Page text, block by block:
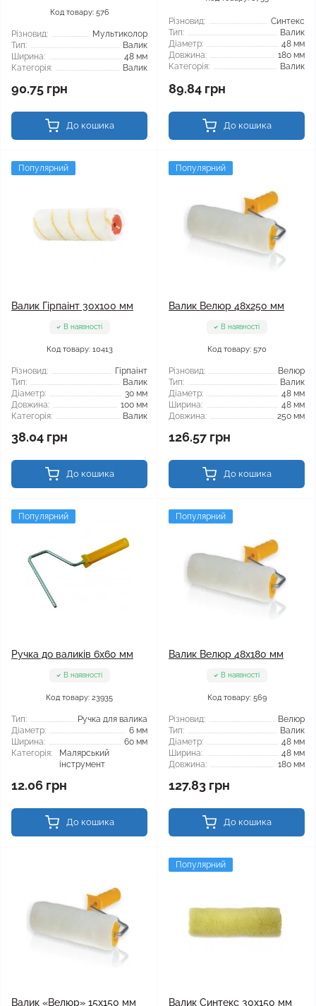
Код товару: 576
Різновид:
Мультиколор
Тип:
Валик
Ширина:
48 мм
Категорія:
Валик
90.75 грн
До кошика
Різновид:
Синтекс
Тип:
Валик
Діаметр:
48 мм
Довжина:
180 мм
Категорія:
Валик
89.84 грн
До кошика
Популярний
Валик Гірпаінт 30x100 мм
В наявності
Код товару: 10413
Різновид:
Гірпаінт
Тип:
Валик
Діаметр:
30 мм
Довжина:
100 мм
Категорія:
Валик
38.04 грн
До кошика
Популярний
Валик Велюр 48x250 мм
В наявності
Код товару: 570
Різновид:
Велюр
Тип:
Валик
Діаметр:
48 мм
Ширина:
48 мм
Довжина:
250 мм
126.57 грн
До кошика
Популярний
Ручка до валиків 6x60 мм
В наявності
Код товару: 23935
Тип:
Ручка для валика
Діаметр:
6 мм
Ширина:
60 мм
Категорія:
Малярський
інструмент
12.06 грн
До кошика
Популярний
Валик Велюр 48x180 мм
В наявності
Код товару: 569
Різновид:
Велюр
Тип:
Валик
Діаметр:
48 мм
Ширина:
48 мм
Довжина:
180 мм
127.83 грн
До кошика
Валик «Велюр» 15x150 мм
Популярний
Валик Синтекс 30x150 мм